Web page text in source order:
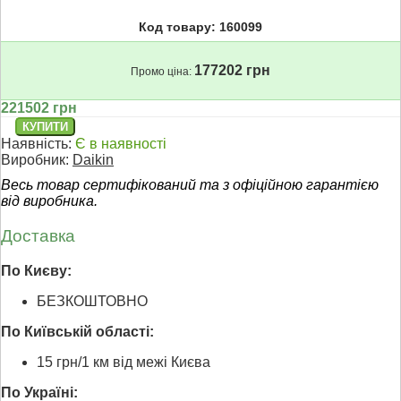
Код товару: 160099
Промо ціна: 177202 грн
221502 грн
Наявність: Є в наявності
Виробник: Daikin
Весь товар сертифікований та з офіційною гарантією
від виробника.
Доставка
По Києву:
БЕЗКОШТОВНО
По Київській області:
15 грн/1 км від межі Києва
По Україні: